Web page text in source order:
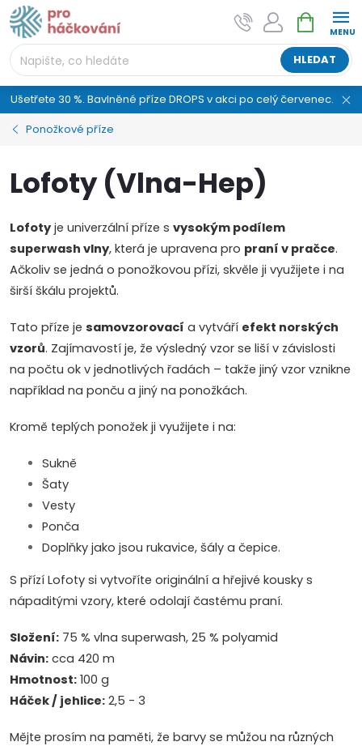
Přejít
na
obsah
HLEDAT
NÁKUPNÍ
KOŠÍK
Ušetřete 30 %. Bavlněné příze DROPS v akci po celý červenec.
Ponožkové příze
Lofoty (Vlna-Hep)
Lofoty je univerzální příze s vysokým podílem
superwash vlny, která je upravena pro praní v pračce.
Ačkoliv se jedná o ponožkovou přízi, skvěle ji využijete i na
širší škálu projektů.
Tato příze je samovzorovací a vytváří efekt norských
vzorů. Zajímavostí je, že výsledný vzor se liší v závislosti
na počtu ok v jednotlivých řadách – takže jiný vzor vznikne
například na ponču a jiný na ponožkách.
Kromě teplých ponožek ji využijete i na:
Sukně
Šaty
Vesty
Ponča
Doplňky jako jsou rukavice, šály a čepice.
S přízí Lofoty si vytvoříte originální a hřejivé kousky s
nápaditými vzory, které odolají častému praní.
Složení: 75 % vlna superwash, 25 % polyamid
Návin: cca 420 m
Hmotnost: 100 g
Háček / jehlice: 2,5 - 3
Mějte prosím na paměti, že barvy se můžou na různých
AI asistent "pani Klubíčková" –
ProHackovani.cz
Jsme e-shop s více než osmiletou tradicí a máme pro
vás připraveno více než 25 tisíc produktů. Vše skladem,
připravené k odeslání.